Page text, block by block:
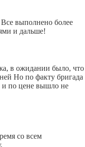
выполнено более
и дальше!
в ожидании было, что
Но по факту бригада
и по цене вышло не
со всем